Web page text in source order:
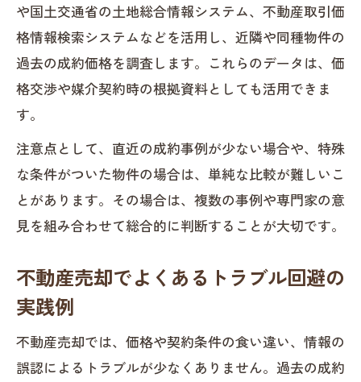
や国土交通省の土地総合情報システム、不動産取引価
格情報検索システムなどを活用し、近隣や同種物件の
過去の成約価格を調査します。これらのデータは、価
格交渉や媒介契約時の根拠資料としても活用できま
す。
注意点として、直近の成約事例が少ない場合や、特殊
な条件がついた物件の場合は、単純な比較が難しいこ
とがあります。その場合は、複数の事例や専門家の意
見を組み合わせて総合的に判断することが大切です。
不動産売却でよくあるトラブル回避の
実践例
不動産売却では、価格や契約条件の食い違い、情報の
誤認によるトラブルが少なくありません。過去の成約